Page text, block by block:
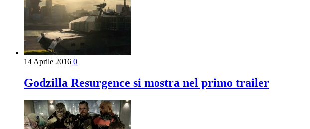
14 Aprile 2016 0
Godzilla Resurgence si mostra nel primo trailer